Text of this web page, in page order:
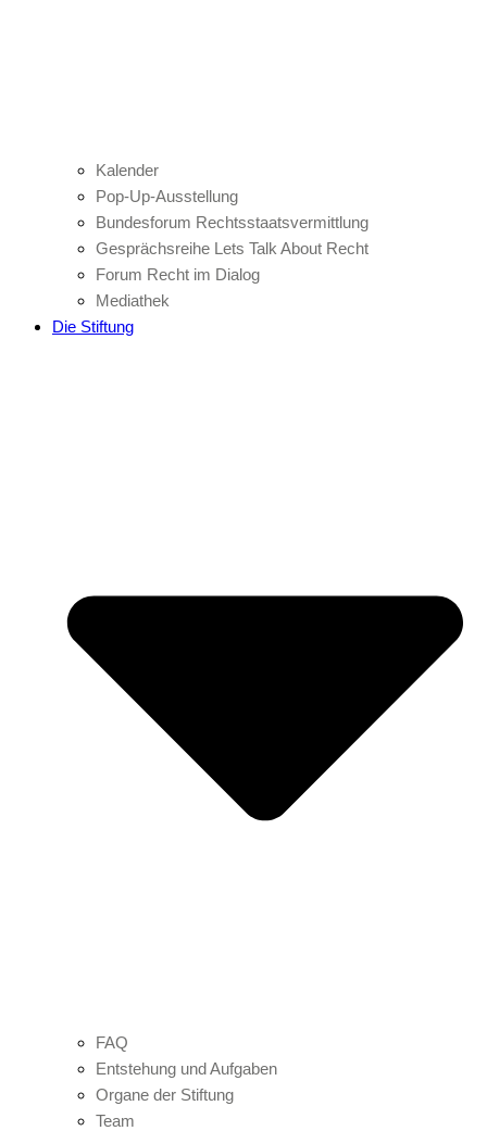
Kalender
Pop-Up-Ausstellung
Bundesforum Rechtsstaatsvermittlung
Gesprächsreihe Lets Talk About Recht
Forum Recht im Dialog
Mediathek
Die Stiftung
FAQ
Entstehung und Aufgaben
Organe der Stiftung
Team